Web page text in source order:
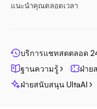
แนะนำคุณตลอดเวลา
บริการแชทสดตลอด
ฐานความรู้
ฝ่าย
ฝ่ายสนับสนุน UltaAI